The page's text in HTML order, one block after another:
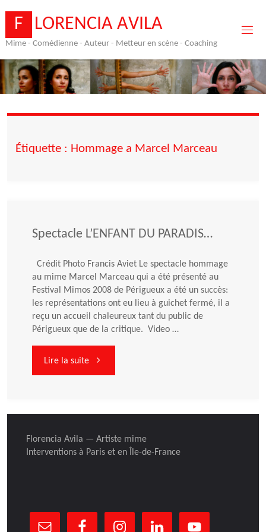
content
F LORENCIA AVILA
Mime - Comédienne - Auteur - Metteur en scène - Coaching
Étiquette : Hommage a Marcel Marceau
Spectacle L’ENFANT DU PARADIS…
Crédit Photo Francis Aviet Le spectacle hommage
au mime Marcel Marceau qui a été présenté au
Festival Mimos 2008 de Périgueux a été un succès:
les représentations ont eu lieu à guichet fermé, il a
reçu un accueil chaleureux tant du public de
Périgueux que de la critique. Video …
Lire la suite"Spectacle
DU
PARADIS…"
Florencia Avila — Artiste mime
Interventions à Paris et en Île-de-France